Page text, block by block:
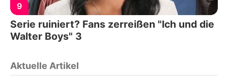
9
Serie ruiniert? Fans zerreißen "Ich und die
Walter Boys" 3
Aktuelle Artikel